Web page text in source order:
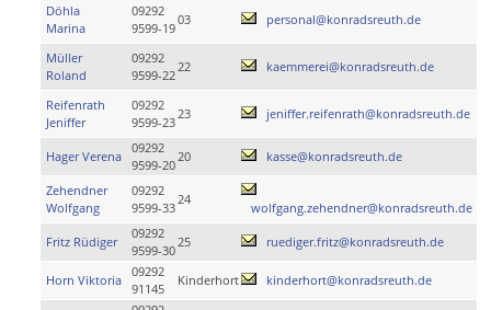
Döhla
Marina
09292
9599-19
03 personal@konradsreuth.de
Müller
Roland
09292
9599-22
22 kaemmerei@konradsreuth.de
Reifenrath
Jeniffer
09292
9599-23
23 jeniffer.reifenrath@konradsreuth.de
Hager Verena
09292
9599-20
20 kasse@konradsreuth.de
Zehendner
Wolfgang
09292
9599-33
24
wolfgang.zehendner@konradsreuth.de
Fritz Rüdiger
09292
9599-30
25 ruediger.fritz@konradsreuth.de
Horn Viktoria
09292
91145
Kinderhort kinderhort@konradsreuth.de